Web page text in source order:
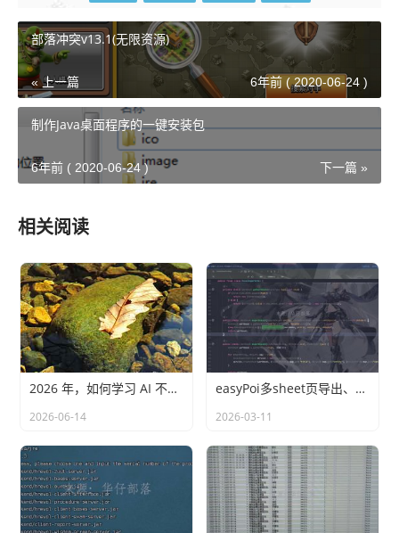
核心特性
按照界面步骤轻松生成代码，省去XML繁琐的
保存数据库连接与Generator配置，每次代码
生成轻松搞定
内置常用插件，比如分页插件
部落冲突v13.1(无限资源)
« 上一篇 6年前 ( 2020-06-24 )
制作Java桌面程序的一键安装包
下一篇 »
6年前 ( 2020-06-24 )
相关阅读
2026 年，如何学习 AI 不落后
2026-06-14
easyPoi多sheet页导出、自定义动态列(ExcelExportEntity)
2026-03-11